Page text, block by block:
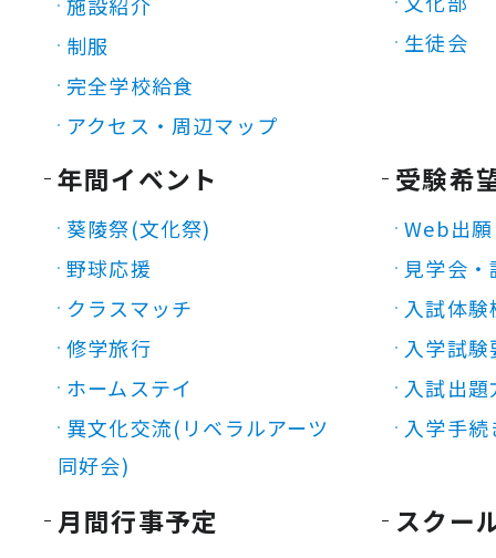
制服
完全学校給食
アクセス・周辺マップ
生徒会
年間イベント
葵陵祭(文化祭)
野球応援
クラスマッチ
修学旅行
ホームステイ
異文化交流(リベラルアーツ
同好会)
受験希
Web出願
見学会
入試体験
入学試験
入試出題
入学手続
月間行事予定
スクー